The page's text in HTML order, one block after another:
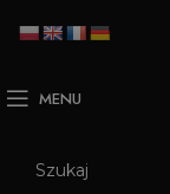
MENU